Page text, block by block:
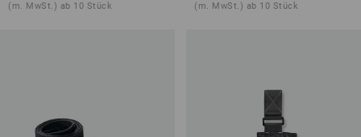
(m. MwSt.) ab 10 Stück (m. MwSt.) ab 10 Stück